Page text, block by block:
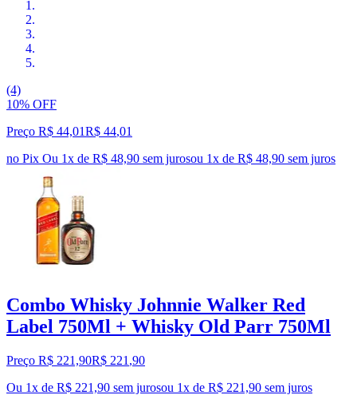
(4)
10% OFF
Preço R$ 44,01R$ 44,01
no Pix Ou 1x de R$ 48,90 sem jurosou 1x de R$ 48,90 sem juros
Combo Whisky Johnnie Walker Red
Label 750Ml + Whisky Old Parr 750Ml
Preço R$ 221,90R$ 221 ,90
Ou 1x de R$ 221,90 sem jurosou 1x de R$ 221,90 sem juros